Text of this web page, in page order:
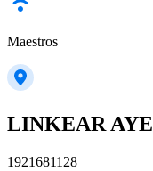
Maestros
LINKEAR AYE
1921681128